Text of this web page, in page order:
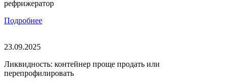
рефрижератор
Подробнее
23.09.2025
Ликвидность: контейнер проще продать или
перепрофилировать